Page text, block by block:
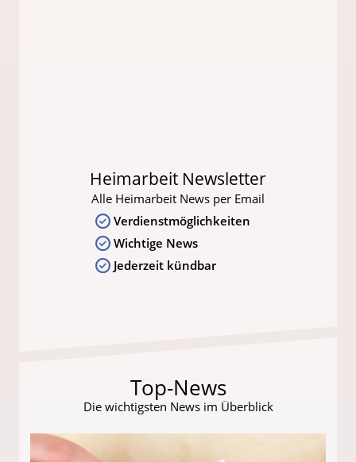
Heimarbeit Newsletter
Alle Heimarbeit News per Email
Verdienstmöglichkeiten
Wichtige News
Jederzeit kündbar
Top-News
Die wichtigsten News im Überblick